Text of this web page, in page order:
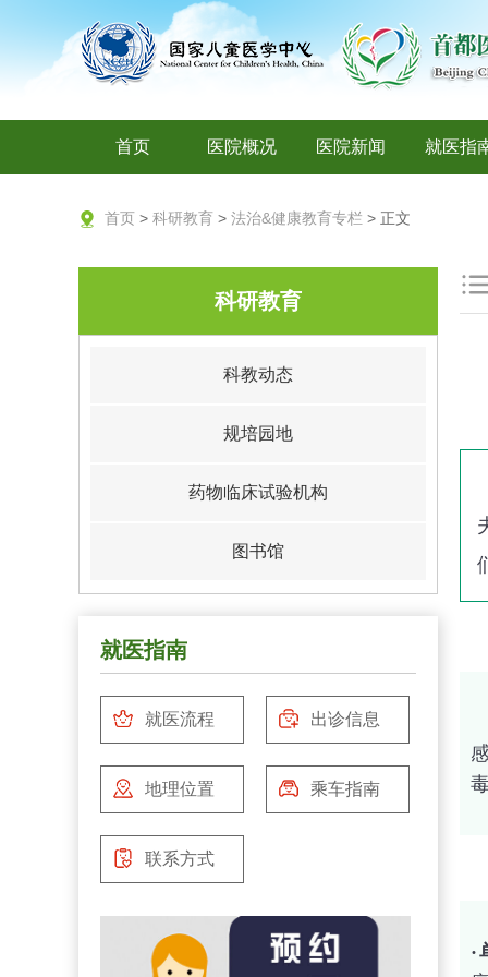
首页 医院概况 医院新闻 就医指
首页 > 科研教育 > 法治&健康教育专栏 > 正文
科研教育
科教动态
规培园地
药物临床试验机构
图书馆
就医指南
就医流程 出诊信息
地理位置 乘车指南
联系方式
·